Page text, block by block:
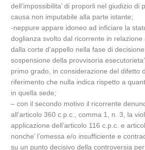
dell’impossibilita’ di proporli nel giudizio di
causa non imputabile alla parte istante;
-neppure appare idoneo ad inficiare la
doglianza svolto dal ricorrente in relazione
dalla corte d’appello nella fase di
sospensione della provvisoria
primo grado, in considerazione del difetto
riferimento che nulla indica rispetto a
in quella sede;
– con il secondo motivo il ricorrente
all’articolo 360 c.p.c., comma 1, n. 3, la
applicazione dell’articolo 116 c.p.c. e
nonche’ l’omessa e/o insufficiente e
su un punto decisivo della controversia